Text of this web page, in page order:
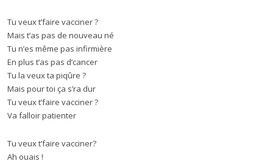
Tu veux t’faire vacciner ?
Mais t’as pas de nouveau né
Tu n’es même pas infirmière
En plus t’as pas d’cancer
Tu la veux ta piqûre ?
Mais pour toi ça s’ra dur
Tu veux t’faire vacciner ?
Va falloir patienter
Tu veux t’faire vacciner?
Ah ouais !